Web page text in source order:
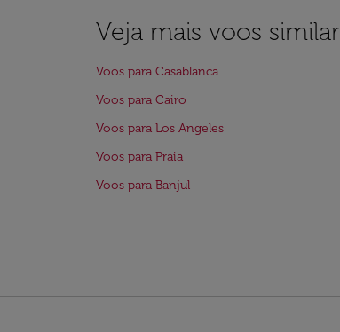
Veja mais voos
Voos para Casablanca
Voos para Cairo
Voos para Los Angeles
Voos para Praia
Voos para Banjul